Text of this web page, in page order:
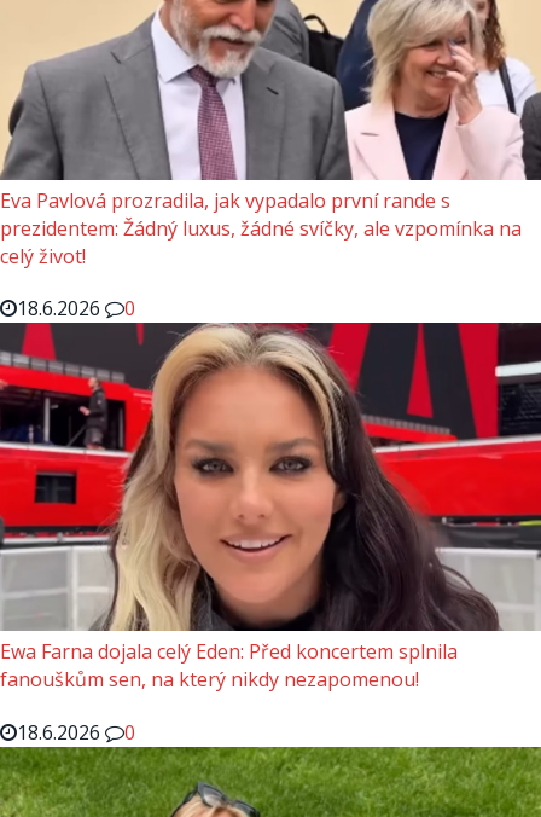
Eva Pavlová prozradila, jak vypadalo první rande s
prezidentem: Žádný luxus, žádné svíčky, ale vzpomínka na
celý život!
18.6.2026
0
Ewa Farna dojala celý Eden: Před koncertem splnila
fanouškům sen, na který nikdy nezapomenou!
18.6.2026
0